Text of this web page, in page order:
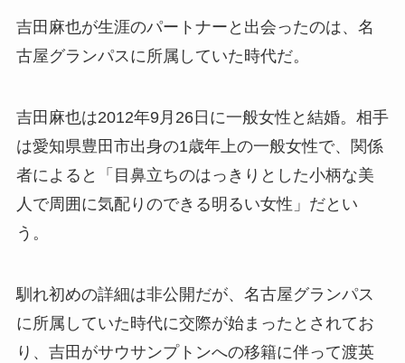
吉田麻也が生涯のパートナーと出会ったのは、名
古屋グランパスに所属していた時代だ。
吉田麻也は2012年9月26日に一般女性と結婚。相手
は愛知県豊田市出身の1歳年上の一般女性で、関係
者によると「目鼻立ちのはっきりとした小柄な美
人で周囲に気配りのできる明るい女性」だとい
う。
馴れ初めの詳細は非公開だが、名古屋グランパス
に所属していた時代に交際が始まったとされてお
り、吉田がサウサンプトンへの移籍に伴って渡英